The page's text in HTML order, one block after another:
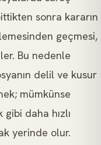
sonra kararın
geçmesi,
Bu nedenle
delil ve kusur
mümkünse
daha hızlı
yerinde olur.